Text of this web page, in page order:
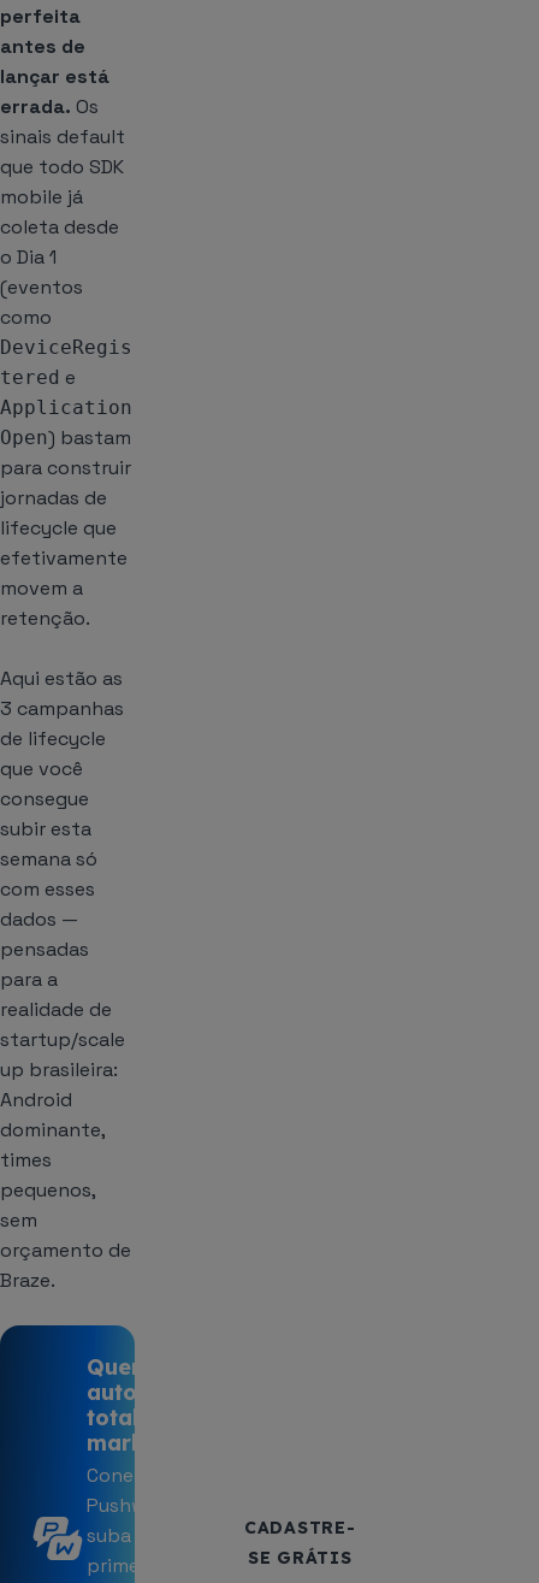
perfeita
antes de
lançar está
errada. Os
sinais default
que todo SDK
mobile já
coleta desde
o Dia 1
(eventos
como
DeviceRegis
tered e
Application
Open) bastam
para construir
jornadas de
lifecycle que
efetivamente
movem a
retenção.
Aqui estão as
3 campanhas
de lifecycle
que você
consegue
subir esta
semana só
com esses
dados —
pensadas
para a
realidade de
startup/scale
up brasileira:
Android
dominante,
times
pequenos,
sem
orçamento de
Braze.
Quer
autonomia
total de
marketing?
Conecte ao
Pushwoosh e
suba sua
primeira
CADASTRE-
SE GRÁTIS